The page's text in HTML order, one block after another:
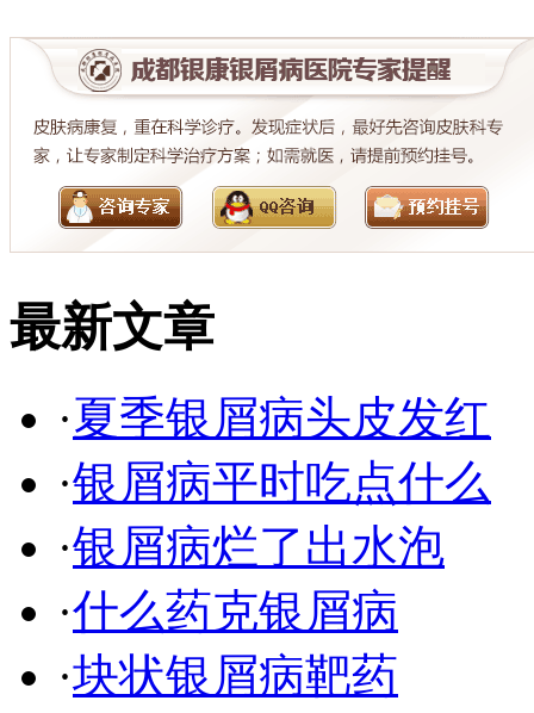
最新文章
·夏季银屑病头皮发红
·银屑病平时吃点什么
·银屑病烂了出水泡
·什么药克银屑病
·块状银屑病靶药